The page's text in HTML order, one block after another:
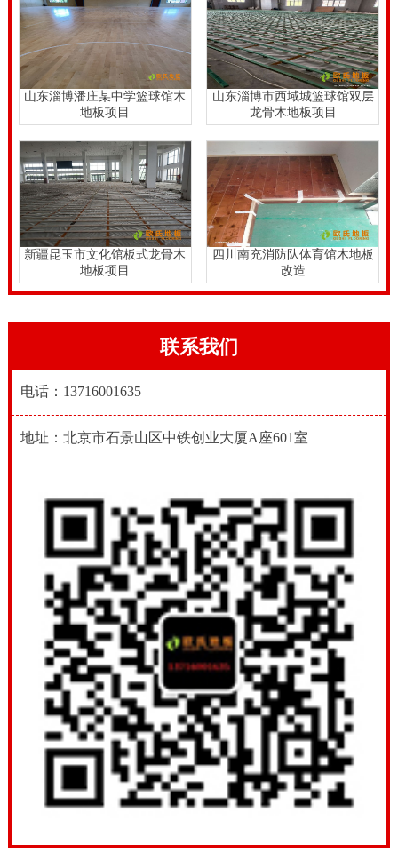
山东淄博潘庄某中学篮球馆木
地板项目
山东淄博市西域城篮球馆双层
龙骨木地板项目
新疆昆玉市文化馆板式龙骨木
地板项目
四川南充消防队体育馆木地板
改造
联系我们
电话：13716001635
地址：北京市石景山区中铁创业大厦A座601室